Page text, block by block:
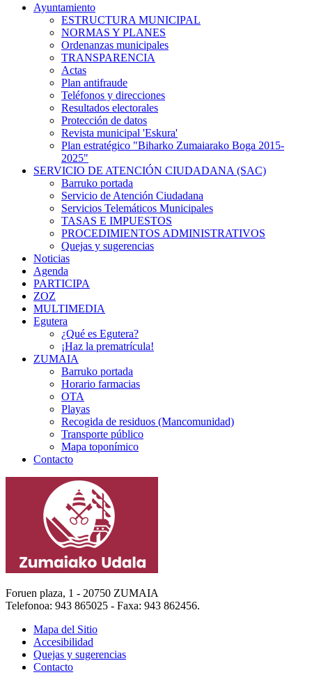
Ayuntamiento
ESTRUCTURA MUNICIPAL
NORMAS Y PLANES
Ordenanzas municipales
TRANSPARENCIA
Actas
Plan antifraude
Teléfonos y direcciones
Resultados electorales
Protección de datos
Revista municipal 'Eskura'
Plan estratégico "Biharko Zumaiarako Boga 2015-
2025"
SERVICIO DE ATENCIÓN CIUDADANA (SAC)
Barruko portada
Servicio de Atención Ciudadana
Servicios Telemáticos Municipales
TASAS E IMPUESTOS
PROCEDIMIENTOS ADMINISTRATIVOS
Quejas y sugerencias
Noticias
Agenda
PARTICIPA
ZOZ
MULTIMEDIA
Egutera
¿Qué es Egutera?
¡Haz la prematrícula!
ZUMAIA
Barruko portada
Horario farmacias
OTA
Playas
Recogida de residuos (Mancomunidad)
Transporte público
Mapa toponímico
Contacto
Foruen plaza, 1 - 20750 ZUMAIA
Telefonoa: 943 865025 - Faxa: 943 862456.
Mapa del Sitio
Accesibilidad
Quejas y sugerencias
Contacto